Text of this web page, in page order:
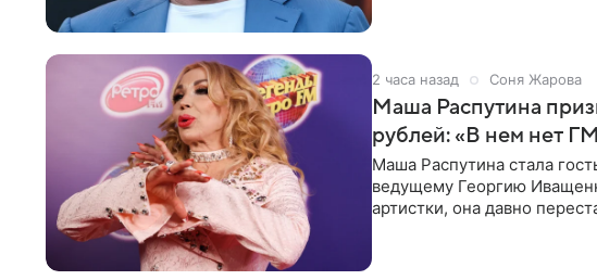
2 часа назад Соня Жарова
Маша Распутина
рублей: «В нем нет
Маша Распутина стала
ведущему Георгию
артистки, она давно